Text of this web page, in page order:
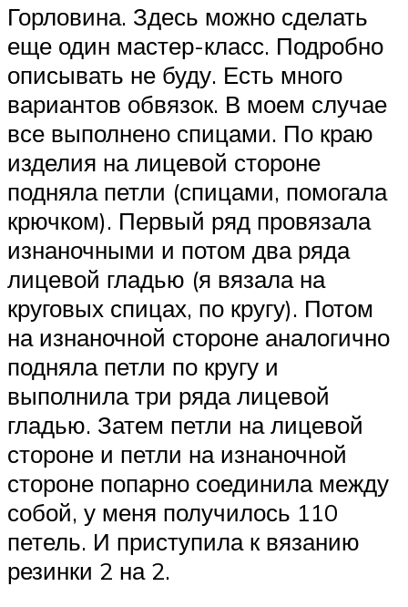
Горловина. Здесь можно сделать
еще один мастер-класс. Подробно
описывать не буду. Есть много
вариантов обвязок. В моем случае
все выполнено спицами. По краю
изделия на лицевой стороне
подняла петли (спицами, помогала
крючком). Первый ряд провязала
изнаночными и потом два ряда
лицевой гладью (я вязала на
круговых спицах, по кругу). Потом
на изнаночной стороне аналогично
подняла петли по кругу и
выполнила три ряда лицевой
гладью. Затем петли на лицевой
стороне и петли на изнаночной
стороне попарно соединила между
собой, у меня получилось 110
петель. И приступила к вязанию
резинки 2 на 2.